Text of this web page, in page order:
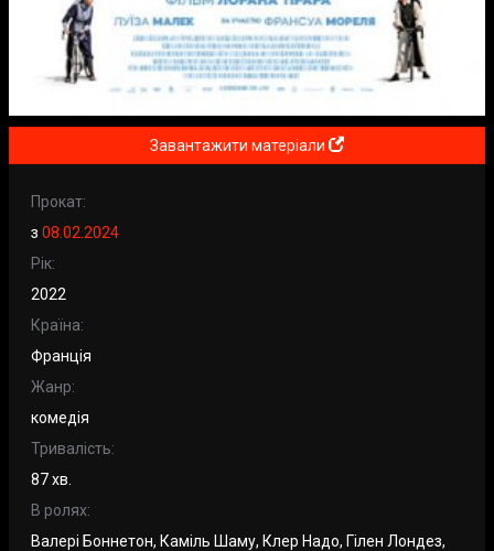
Завантажити матеріали
Прокат:
з 08.02.2024
Рік:
2022
Країна:
Франція
Жанр:
комедія
Тривалість:
87 хв.
В ролях:
Валері Боннетон, Каміль Шаму, Клер Надо, Гілен Лондез,